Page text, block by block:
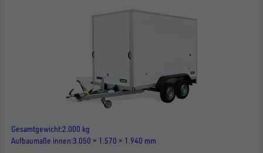
Gesamtgewicht 2.000 kg
Aufbaumaße innen 3.050 × 1.570 × 1.940 mm